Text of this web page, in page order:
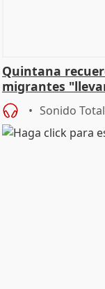
Quintana
migrantes
central
Sonido